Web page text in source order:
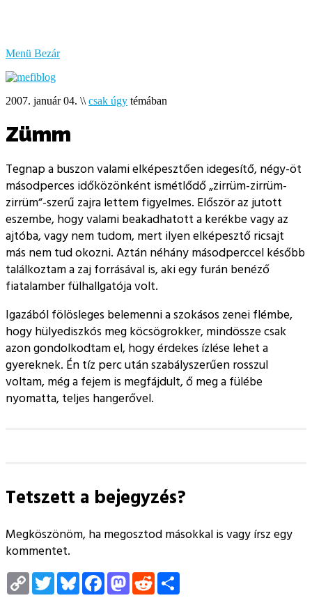
Menü Bezár
2007. január 04. \\ csak úgy témában
Zümm
Tegnap a buszon valami elképesztően idegesítő, négy-öt
másodperces időközönként ismétlődő zirrüm-zirrüm-
zirrüm -szerű zajra lettem figyelmes. Először az jutott
eszembe, hogy valami beakadhatott a kerékbe vagy az
ajtóba, vagy nem tudom, mert ilyen elképesztő ricsajt
más nem tud okozni. Aztán néhány másodperccel később
találkoztam a zaj forrásával is, aki egy furán benéző
fiatalamber fülhallgatója volt.
Igazából fölösleges belemenni a szokásos zenei flémbe,
hogy hülyediszkós meg köcsögrokker, mindössze csak
azon gondolkodtam el, hogy érdekes ízlése lehet a
gyereknek. Én tíz perc után szabályszerűen rosszul
voltam, még a fejem is megfájdult, ő meg a fülébe
nyomatta, teljes hangerővel.
Tetszett a bejegyzés?
Megköszönöm, ha megosztod másokkal is vagy írsz egy
kommentet.
Copy
Link
TwitterBlueskyFacebookMastodon
Reddit